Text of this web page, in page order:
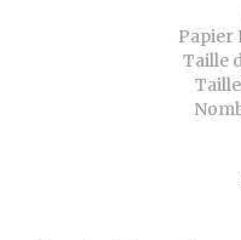
Papier
Taille